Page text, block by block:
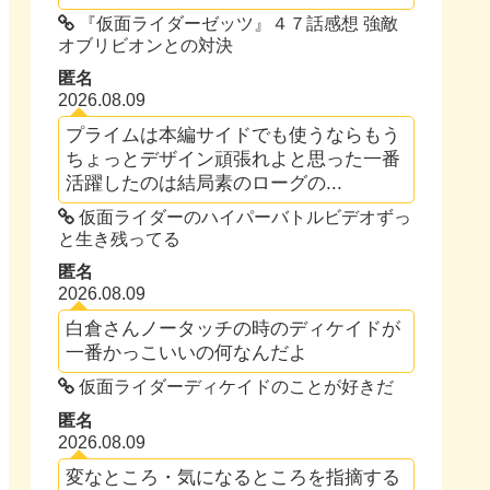
『仮面ライダーゼッツ』４７話感想 強敵
オブリビオンとの対決
匿名
2026.08.09
プライムは本編サイドでも使うならもう
ちょっとデザイン頑張れよと思った一番
活躍したのは結局素のローグの...
仮面ライダーのハイパーバトルビデオずっ
と生き残ってる
匿名
2026.08.09
白倉さんノータッチの時のディケイドが
一番かっこいいの何なんだよ
仮面ライダーディケイドのことが好きだ
匿名
2026.08.09
変なところ・気になるところを指摘する